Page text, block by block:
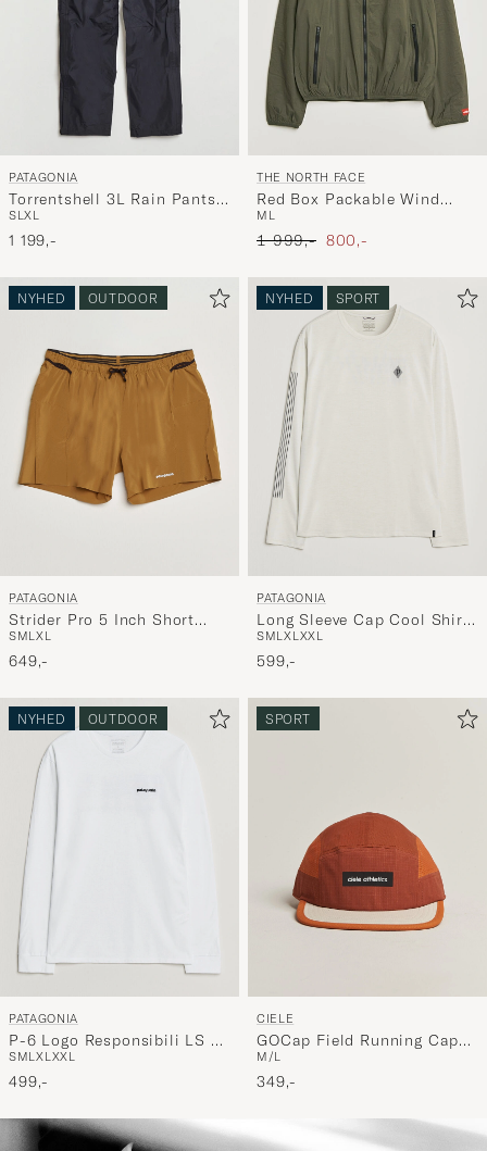
PATAGONIA
Torrentshell 3L Rain Pants
Black
SLXL
1 199,-
THE NORTH FACE
Red Box Packable Wind
Jacket New Taupe Green
M L
Ordinary pris
1 999,- Nedsat pris
800,-
NYHED OUTDOOR
PATAGONIA
Strider Pro 5 Inch Short
Cinnamon Brown
SMLXL
649,-
NYHED SPORT
PATAGONIA
Long Sleeve Cap Cool Shirt
Dyno White
SMLXLXXL
599,-
NYHED OUTDOOR
PATAGONIA
P-6 Logo Responsibili LS T-
Shirt Fiber White
SMLXLXXL
499,-
SPORT
CIELE
GOCap Field Running Cap
Gingerbread Sunset
M/L
349,-